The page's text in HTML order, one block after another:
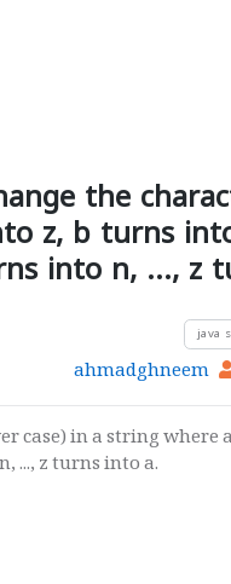
the
z, b turns
into n, ..., z
ahmadghneem
case) in a string where
..., z turns into a.